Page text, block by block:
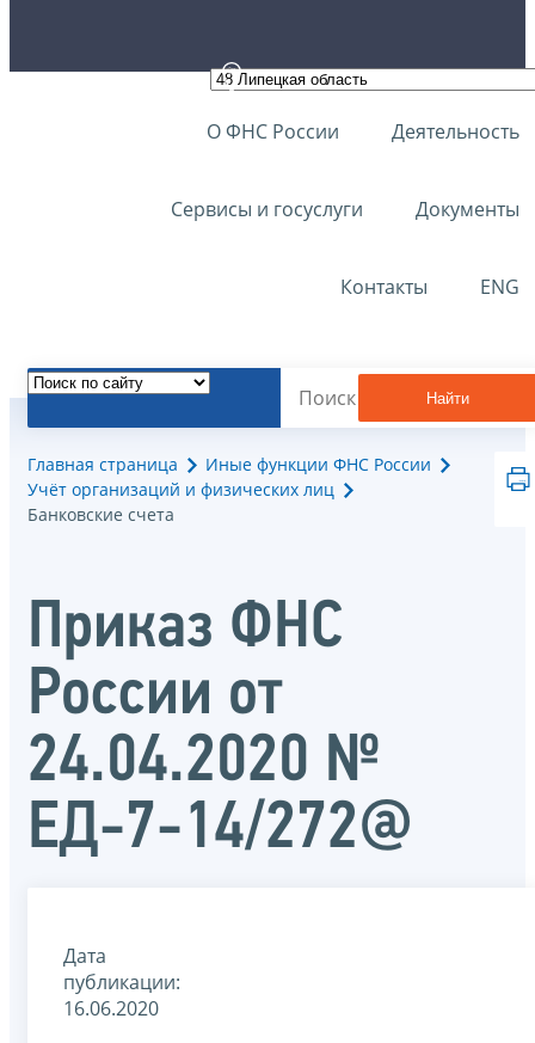
О ФНС России Деятельность
Сервисы и госуслуги Документы
Контакты ENG
Найти
Главная страница
Иные функции ФНС России
Учёт организаций и физических лиц
Банковские счета
Приказ ФНС
России от
24.04.2020 №
ЕД-7-14/272@
Дата
публикации:
16.06.2020